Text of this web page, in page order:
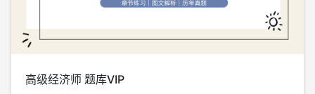
高级经济师 题库VIP